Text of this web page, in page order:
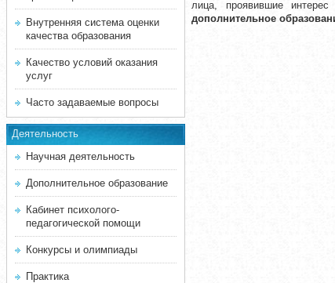
Внутренняя система оценки
качества образования
Качество условий оказания
услуг
Часто задаваемые вопросы
Деятельность
Научная деятельность
Дополнительное образование
Кабинет психолого-
педагогической помощи
Конкурсы и олимпиады
Практика
лица, проявившие
дополнительное